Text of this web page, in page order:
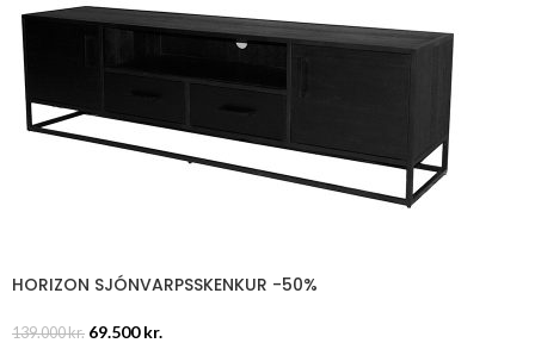
HORIZON SJÓNVARPSSKENKUR -50%
139.000kr. 69.500kr.